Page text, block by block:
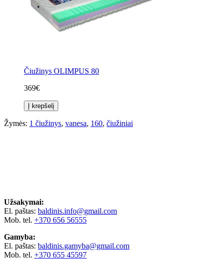
Čiužinys OLIMPUS 80
369€
Į krepšelį
Žymės: 1 čiužinys, vanesa, 160, čiužiniai
Užsakymai:
El. paštas: baldinis.info@gmail.com
Mob. tel. +370 656 56555
Gamyba:
El. paštas: baldinis.gamyba@gmail.com
Mob. tel. +370 655 45597